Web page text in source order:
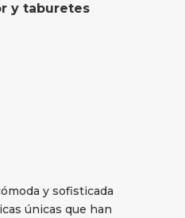
y taburetes
y sofisticada
únicas que han